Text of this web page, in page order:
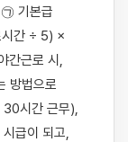
기본급
시간 ÷ 5) ×
간근로 시,
방법으로
30시간 근무),
급이 되고,